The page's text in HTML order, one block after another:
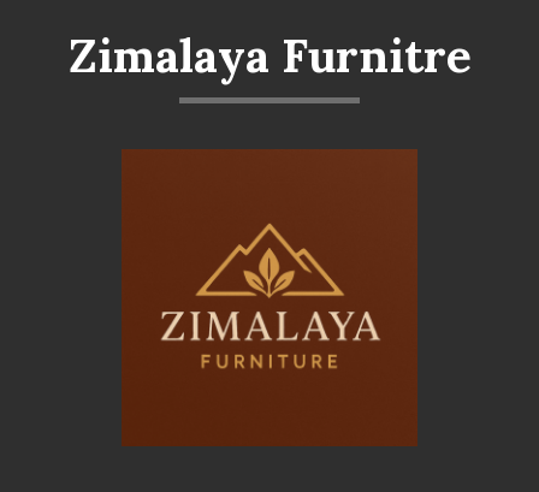
Zimalaya Furnitre